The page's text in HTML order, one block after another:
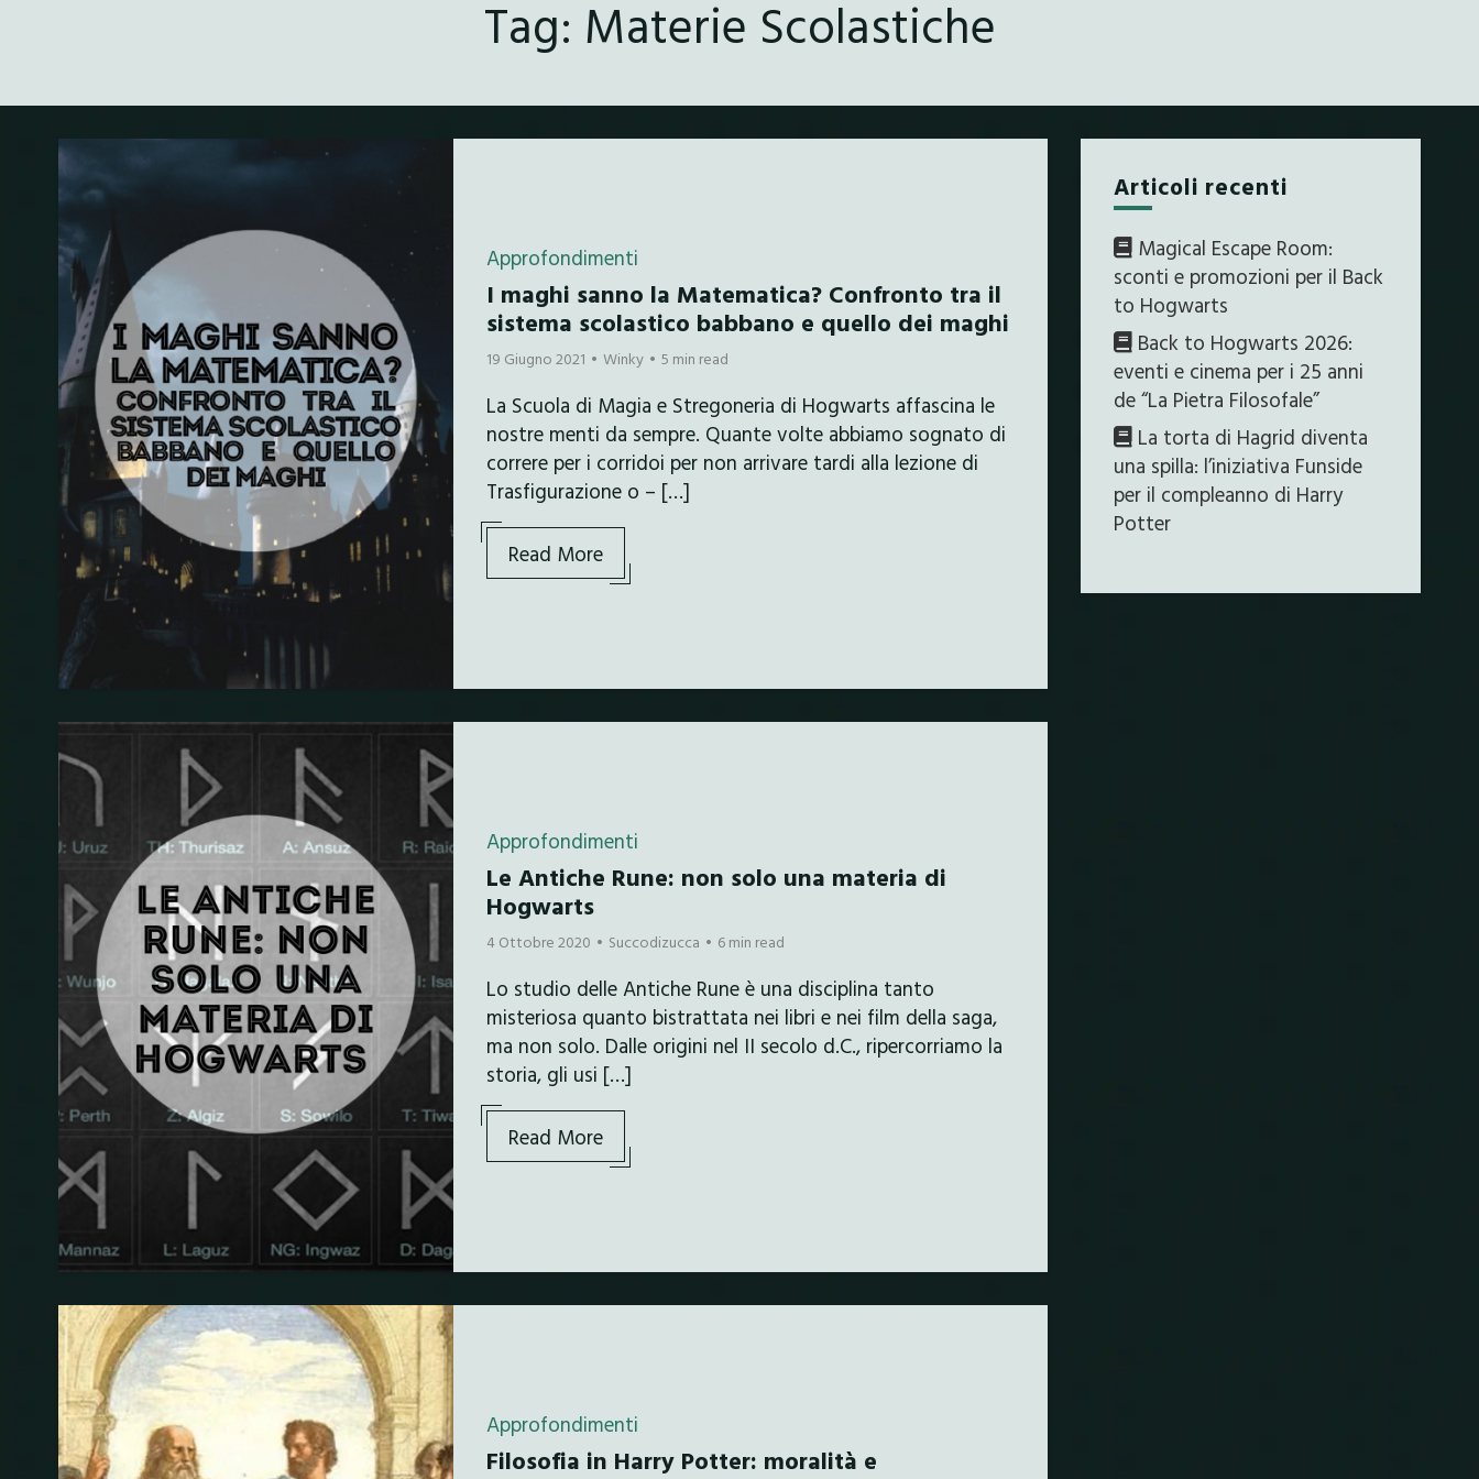
Tag: Materie Scolastiche
Approfondimenti
I maghi sanno la Matematica? Confronto tra il
sistema scolastico babbano e quello dei maghi
19 Giugno 2021 Winky 5 min read
La Scuola di Magia e Stregoneria di Hogwarts affascina le
nostre menti da sempre. Quante volte abbiamo sognato di
correre per i corridoi per non arrivare tardi alla lezione di
Trasfigurazione o – […]
Read More
Approfondimenti
Le Antiche Rune: non solo una materia di
Hogwarts
4 Ottobre 2020 Succodizucca 6 min read
Lo studio delle Antiche Rune è una disciplina tanto
misteriosa quanto bistrattata nei libri e nei film della saga,
ma non solo. Dalle origini nel II secolo d.C., ripercorriamo la
storia, gli usi […]
Read More
Approfondimenti
Filosofia in Harry Potter: moralità e
Articoli recenti
Magical Escape Room:
sconti e promozioni per il Back
to Hogwarts
Back to Hogwarts 2026:
eventi e cinema per i 25 anni
de “La Pietra Filosofale”
La torta di Hagrid diventa
una spilla: l’iniziativa Funside
per il compleanno di Harry
Potter